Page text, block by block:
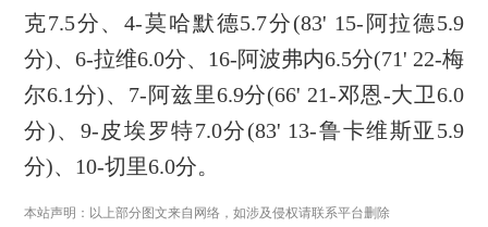
克7.5分、4-莫哈默德5.7分(83' 15-阿拉德5.9
分)、6-拉维6.0分、16-阿波弗内6.5分(71' 22-梅
尔6.1分)、7-阿兹里6.9分(66' 21-邓恩-大卫6.0
分)、9-皮埃罗特7.0分(83' 13-鲁卡维斯亚5.9
分)、10-切里6.0分。
本站声明：以上部分图文来自网络，如涉及侵权请联系平台删除